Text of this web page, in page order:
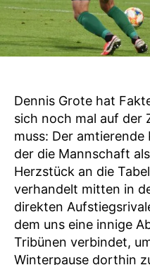
Dennis Grote hat
sich noch mal auf der
muss: Der
der die Mannschaft
Herzstück an die
verhandelt mitten in
direkten
dem uns eine innige
Tribünen verbindet,
Winterpause dorthin